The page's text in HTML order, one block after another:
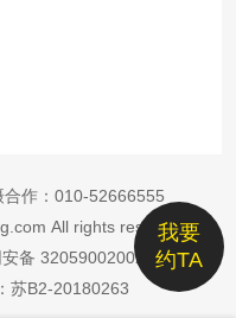
我要
约TA
作： 010-52666555
All rights reserved
备 32059002002885号
苏B2-20180263